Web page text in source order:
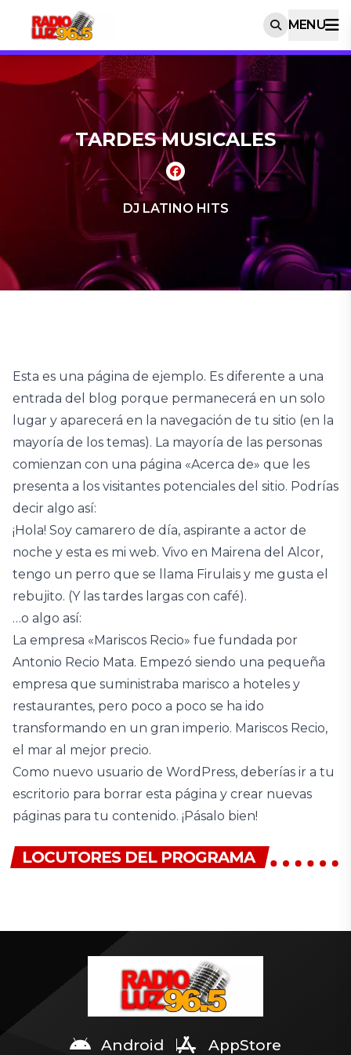
MENU
TARDES MUSICALES
DJ LATINO HITS
Esta es una página de ejemplo. Es diferente a una
entrada del blog porque permanecerá en un solo
lugar y aparecerá en la navegación de tu sitio (en la
mayoría de los temas). La mayoría de las personas
comienzan con una página «Acerca de» que les
presenta a los visitantes potenciales del sitio. Podrías
decir algo así:
¡Hola! Soy camarero de día, aspirante a actor de
noche y esta es mi web. Vivo en Mairena del Alcor,
tengo un perro que se llama Firulais y me gusta el
rebujito. (Y las tardes largas con café).
…o algo así:
La empresa «Mariscos Recio» fue fundada por
Antonio Recio Mata. Empezó siendo una pequeña
empresa que suministraba marisco a hoteles y
restaurantes, pero poco a poco se ha ido
transformando en un gran imperio. Mariscos Recio,
el mar al mejor precio.
Como nuevo usuario de WordPress, deberías ir a tu
escritorio para borrar esta página y crear nuevas
páginas para tu contenido. ¡Pásalo bien!
LOCUTORES DEL PROGRAMA
KAROLINA
Android AppStore